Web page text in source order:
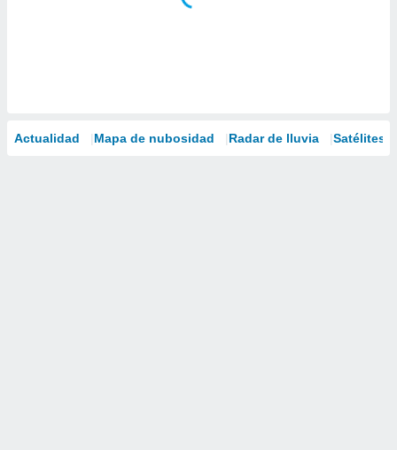
Actualidad Mapa de nubosidad Radar de lluvia Satélites